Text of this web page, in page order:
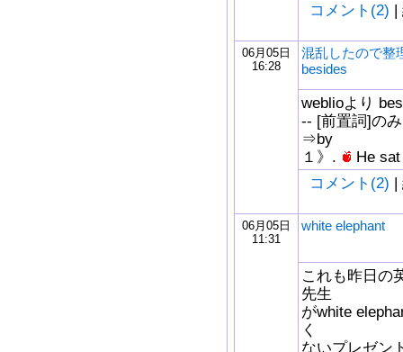
コメント(2) |
06月05日
16:28
混乱したので整
besides
weblioより
-- [前置詞]の
⇒by
１》.
He
コメント(2) |
06月05日
11:31
white elephant
これも昨日の
先生
がwhite
く
ないプレゼン